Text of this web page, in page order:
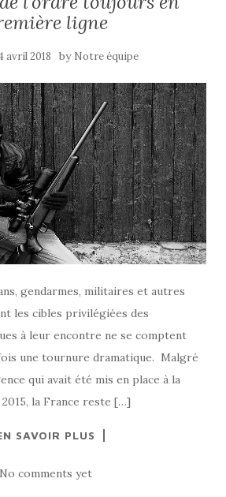
ligne
avril 2018 by Notre équipe
gendarmes, militaires et autres
les cibles privilégiées des
à leur encontre ne se comptent
une tournure dramatique. Malgré
qui avait été mis en place à la
la France reste […]
SAVOIR PLUS
No comments yet